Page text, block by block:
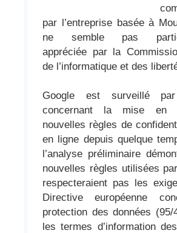
par l’entreprise basée à
ne semble pas
appréciée par la
de l’informatique et des
Google est surveillé
concernant la mise en
nouvelles règles de
en ligne depuis quelque
l’analyse préliminaire
nouvelles règles utilisées
respecteraient pas les
Directive européenne
protection des données (95/
les termes d’information